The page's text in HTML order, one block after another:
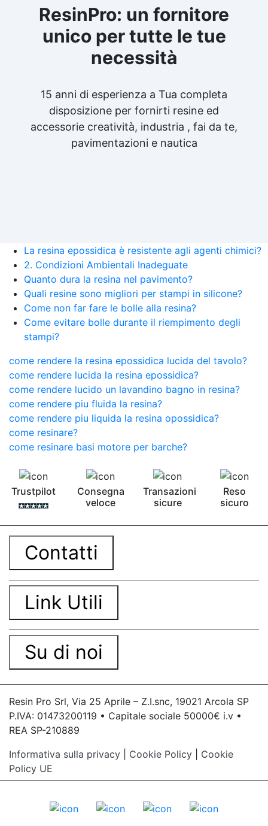
ResinPro: un fornitore
unico per tutte le tue
necessità
15 anni di esperienza a Tua completa
disposizione per fornirti resine ed
accessorie creatività, industria , fai da te,
pavimentazioni e nautica
La resina epossidica è resistente agli agenti chimici?
2. Condizioni Ambientali Inadeguate
Quanto dura la resina nel pavimento?
Quali resine sono migliori per stampi in silicone?
Come non far fare le bolle alla resina?
Come evitare bolle durante il riempimento degli
stampi?
come rendere la resina epossidica lucida del tavolo?
come rendere lucida la resina epossidica?
come rendere lucido un lavandino bagno in resina?
come rendere piu fluida la resina?
come rendere piu liquida la resina opossidica?
come resinare?
come resinare basi motore per barche?
Trustpilot
Consegna
veloce
Transazioni
sicure
Reso
sicuro
Contatti
Link Utili
Su di noi
Resin Pro Srl, Via 25 Aprile – Z.I.snc, 19021 Arcola SP
P.IVA: 01473200119 • Capitale sociale 50000€ i.v •
REA SP-210889
Informativa sulla privacy
Cookie Policy
Cookie
Policy UE